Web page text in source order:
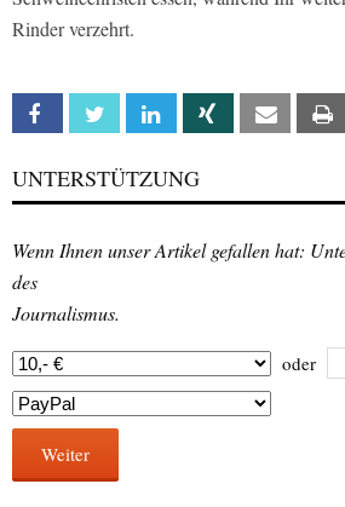
Rinder verzehrt.
Facebook Twitter Linkedin Xing Email
UNTERSTÜTZUNG
Wenn Ihnen unser Artikel gefallen hat:
des
Journalismus.
oder
Weiter